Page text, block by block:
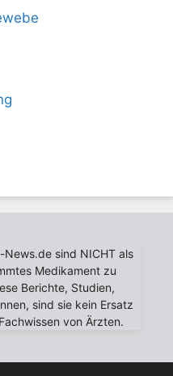
sind NICHT als
Medikament zu
Berichte, Studien,
sind sie kein Ersatz
von Ärzten.